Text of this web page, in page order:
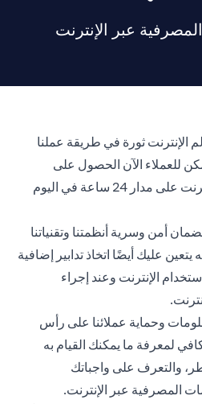
عبر الإنترنت
الإنترنت ثورة في طريقة عملنا
للعملاء الآن الحصول على
الخدمات المصرفية عبر الإنترنت على مدار 24 ساعة في اليوم
أمن وسرية أنظمتنا وتقنياتنا
يتعين عليك أيضًا اتخاذ تدابير إضافية
الإنترنت وعند إجراء
وحماية عملائنا على رأس
لمعرفة ما يمكنك القيام به
والتعرف على واجباتك
المصرفية عبر الإنترنت.